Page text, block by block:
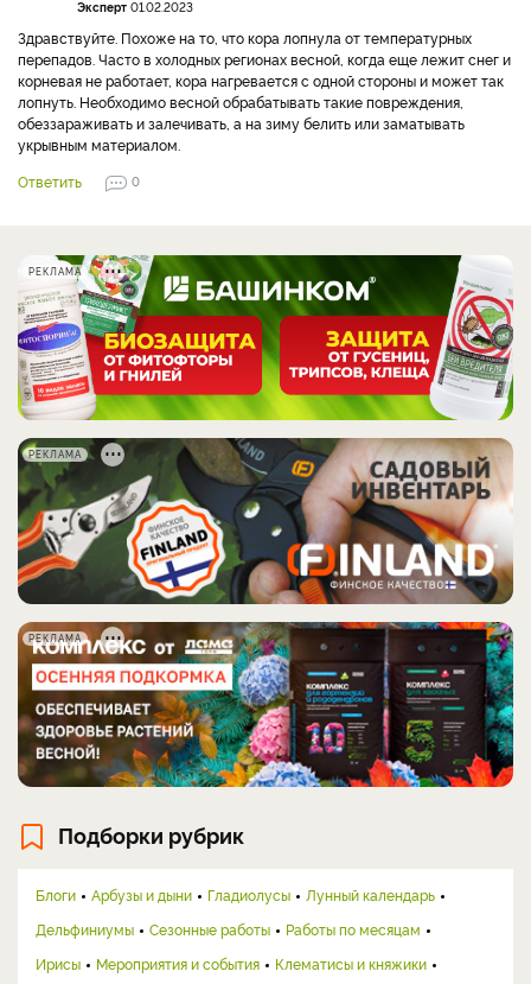
Эксперт 01.02.2023
Здравствуйте. Похоже на то, что кора лопнула от температурных
перепадов. Часто в холодных регионах весной, когда еще лежит снег и
корневая не работает, кора нагревается с одной стороны и может так
лопнуть. Необходимо весной обрабатывать такие повреждения,
обеззараживать и залечивать, а на зиму белить или заматывать
укрывным материалом.
Ответить
0
РЕКЛАМА
РЕКЛАМА
РЕКЛАМА
Подборки рубрик
Блоги Арбузы и дыни Гладиолусы
Лунный календарь
Дельфиниумы
Сезонные работы
Работы по месяцам
Ирисы
Мероприятия и события
Клематисы и княжики